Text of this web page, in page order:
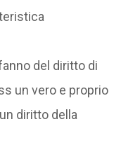
del diritto di
un vero e proprio
diritto della